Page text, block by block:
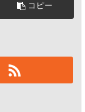
コピー